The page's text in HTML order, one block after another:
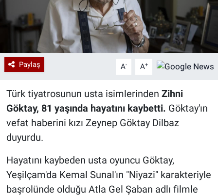
Paylaş A- A+
Türk tiyatrosunun usta isimlerinden Zihni
Göktay, 81 yaşında hayatını kaybetti. Göktay'ın
vefat haberini kızı Zeynep Göktay Dilbaz
duyurdu.
Hayatını kaybeden usta oyuncu Göktay,
Yeşilçam'da Kemal Sunal'ın "Niyazi" karakteriyle
başrolünde olduğu Atla Gel Şaban adlı filmle
Sağlık
Teknoloji
Ramazan